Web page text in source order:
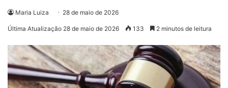
Maria Luiza 28 de maio de 2026
Última Atualização 28 de maio de 2026 133 2 minutos de leitura